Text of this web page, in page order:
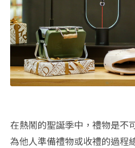
在熱鬧的聖誕季中，禮物是不
為他人準備禮物或收禮的過程